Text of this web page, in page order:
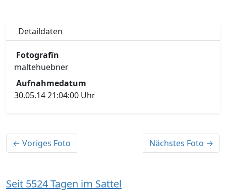
Detaildaten
Fotografïn
maltehuebner
Aufnahmedatum
30.05.14 21:04:00 Uhr
← Voriges Foto Nächstes Foto →
Seit 5524 Tagen im Sattel